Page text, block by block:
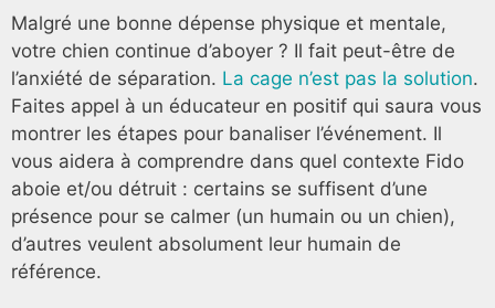
Malgré une bonne dépense physique et mentale,
votre chien continue d’aboyer ? Il fait peut-être de
l’anxiété de séparation. La cage n’est pas la solution.
Faites appel à un éducateur en positif qui saura vous
montrer les étapes pour banaliser l’événement. Il
vous aidera à comprendre dans quel contexte Fido
aboie et/ou détruit : certains se suffisent d’une
présence pour se calmer (un humain ou un chien),
d’autres veulent absolument leur humain de
référence.